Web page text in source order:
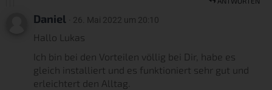
Daniel · 26. Mai 2022 um 20:10
Hallo Lukas
Ich bin bei den Vorteilen völlig bei Dir, habe es
gleich installiert und es funktioniert sehr gut und
erleichtert den Alltag.